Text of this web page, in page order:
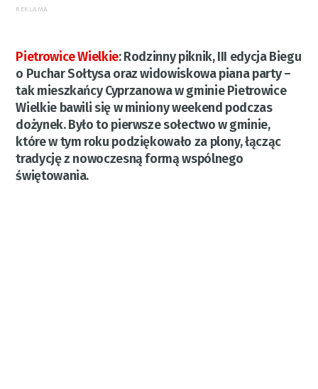
REKLAMA
Pietrowice Wielkie:Rodzinny piknik, III edycja Biegu
o Puchar Sołtysa oraz widowiskowa piana party –
tak mieszkańcy Cyprzanowa w gminie Pietrowice
Wielkie bawili się w miniony weekend podczas
dożynek. Było to pierwsze sołectwo w gminie,
które w tym roku podziękowało za plony, łącząc
tradycję z nowoczesną formą wspólnego
świętowania.